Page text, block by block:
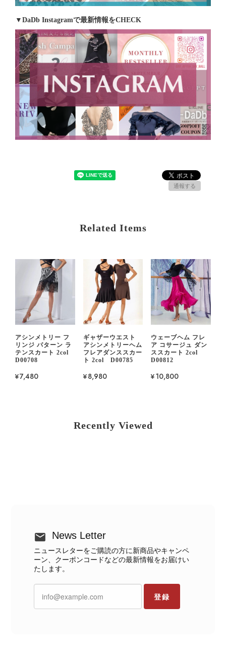
▼DaDb Instagramで最新情報をCHECK
通報する
Related Items
アシンメトリー フ
リンジ パターン ラ
テンスカート 2col
D00708
¥7,480
ギャザーウエスト
アシンメトリーヘム
フレアダンススカー
ト 2col D00785
¥8,980
ウェーブヘム フレ
ア コサージュ ダン
ススカート 2col
D00812
¥10,800
Recently Viewed
News Letter
ニュースレターをご購読の方に新商品やキャンペ
ーン、クーポンコードなどの最新情報をお届けい
たします。
登録